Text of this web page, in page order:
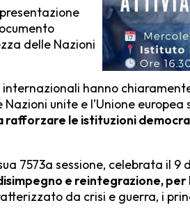
delle Nazioni
hanno
unite e l’Unione
le istituzioni
7573a sessione, celebrata il 9
e reintegrazione, per
da crisi e guerra, i